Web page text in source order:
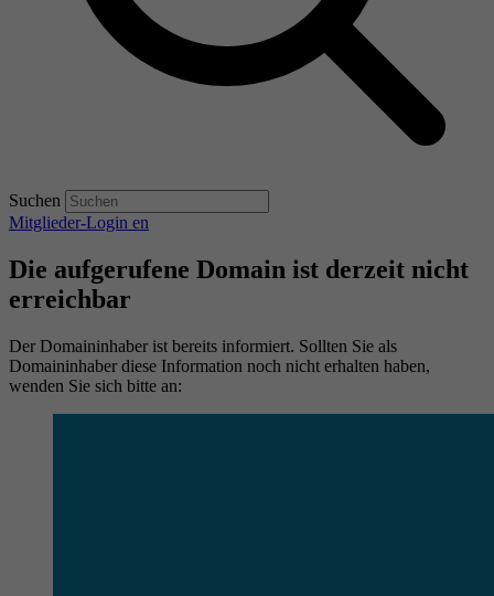
Suchen
Mitglieder-Login en
Die aufgerufene Domain ist derzeit nicht
erreichbar
Der Domaininhaber ist bereits informiert. Sollten Sie als
Domaininhaber diese Information noch nicht erhalten haben,
wenden Sie sich bitte an: